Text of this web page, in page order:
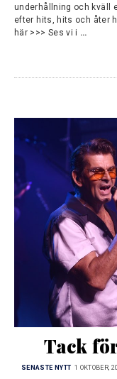
underhållning och kväll
efter hits, hits och åter
här >>> Ses vi i …
Tack
SENASTE NYTT 1 OKTOBER,